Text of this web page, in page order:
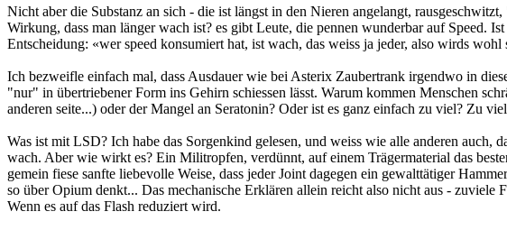
Nicht aber die Substanz an sich - die ist längst in den Nieren angelangt,
Wirkung, dass man länger wach ist? es gibt Leute, die pennen wunderbar auf Speed.
Entscheidung: «wer speed konsumiert hat, ist wach, das weiss ja jeder, also wirds
Ich bezweifle einfach mal, dass Ausdauer wie bei Asterix Zaubertrank irgendwo in
"nur" in übertriebener Form ins Gehirn schiessen lässt. Warum kommen Menschen
anderen seite...) oder der Mangel an Seratonin? Oder ist es ganz einfach zu viel? Zu
Was ist mit LSD? Ich habe das Sorgenkind gelesen, und weiss wie alle anderen
wach. Aber wie wirkt es? Ein Militropfen, verdünnt, auf einem Trägermaterial das
gemein fiese sanfte liebevolle Weise, dass jeder Joint dagegen ein gewalttätiger
so über Opium denkt... Das mechanische Erklären allein reicht also nicht aus -
Wenn es auf das Flash reduziert wird.